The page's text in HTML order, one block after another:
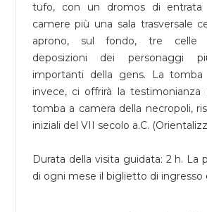
tufo, con un dromos di entrata
camere più una sala trasversale
aprono, sul fondo, tre celle
deposizioni dei personaggi
importanti della gens. La tomba
invece, ci offrirà la testimonianza
tomba a camera della necropoli,
iniziali del VII secolo a.C.
Durata della visita guidata: 2 h. La
di ogni mese il biglietto di ingresso